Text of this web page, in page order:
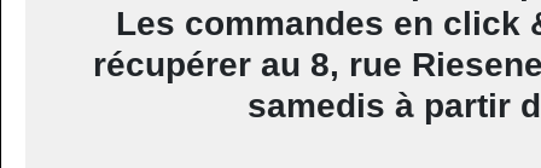
Les commandes en click
récupérer au 8, rue
samedis à partir